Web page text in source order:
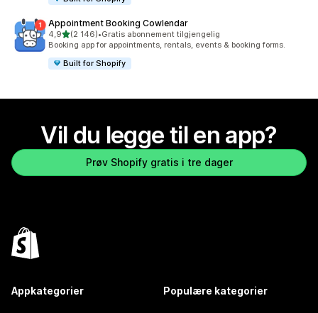
Appointment Booking Cowlendar
4,9av 5 stjerner
(2 146)
Totalt 2146 omtaler
•Gratis abonnement tilgjengelig
Booking app for appointments, rentals, events & booking forms.
Built for Shopify
Vil du legge til en app?
Prøv Shopify gratis i tre dager
Appkategorier Populære kategorier